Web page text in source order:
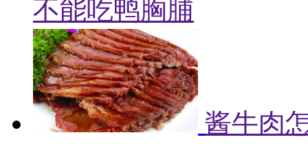
不能吃鸭胸脯
酱牛肉